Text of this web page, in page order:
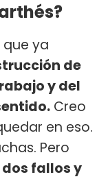
que ya
de
y del
Creo
en eso.
Pero
fallos y